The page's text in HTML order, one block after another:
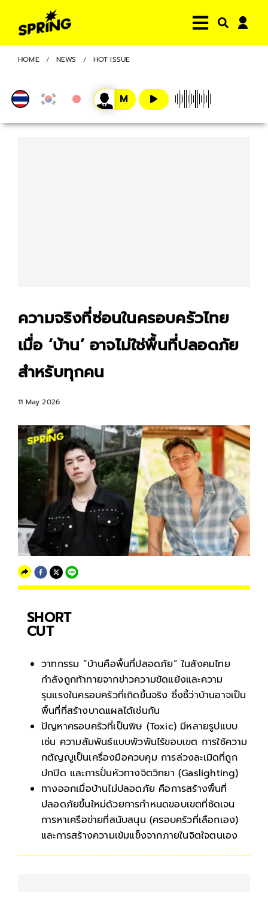
HOME NEWS HOT ISSUE
ความจริงที่ซ่อนในครอบครัวไทย
เมื่อ ‘บ้าน’ อาจไม่ใช่พื้นที่ปลอดภัย
สำหรับทุกคน
11 May 2026
SHORT
CUT
วาทกรรม “บ้านคือพื้นที่ปลอดภัย” ในสังคมไทย
กำลังถูกท้าทายจากข่าวความขัดแย้งและความ
รุนแรงในครอบครัวที่เกิดขึ้นจริง ซึ่งชี้ว่าบ้านอาจเป็น
พื้นที่ที่สร้างบาดแผลได้เช่นกัน
ปัญหาครอบครัวที่เป็นพิษ (Toxic) มีหลายรูปแบบ
เช่น ความสัมพันธ์แบบพัวพันไร้ขอบเขต การใช้ความ
กตัญญูเป็นเครื่องมือควบคุม การล่วงละเมิดที่ถูก
ปกปิด และการปั่นหัวทางจิตวิทยา (Gaslighting)
ทางออกเมื่อบ้านไม่ปลอดภัย คือการสร้างพื้นที่
ปลอดภัยขึ้นใหม่ด้วยการกำหนดขอบเขตที่ชัดเจน
การหาเครือข่ายที่สนับสนุน (ครอบครัวที่เลือกเอง)
และการสร้างความเข้มแข็งจากภายในจิตใจตนเอง